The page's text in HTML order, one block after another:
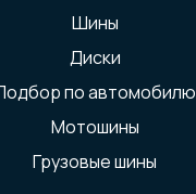
Шины
Диски
по автомобилю
Мотошины
Грузовые шины